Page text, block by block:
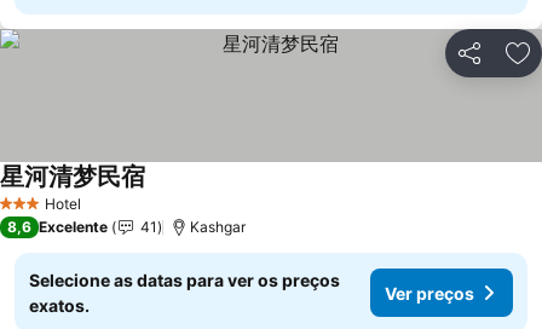
Partilhar
3 EstrelasHotel
星河清梦民宿
8,6 Excelente 41 Kashgar
Selecione as datas para ver os preços
exatos.
Ver preços